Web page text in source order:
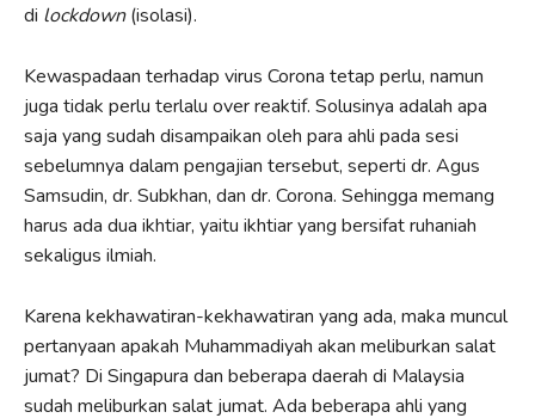
di lockdown(isolasi).
Kewaspadaan terhadap virus Corona tetap perlu, namun
juga tidak perlu terlalu over reaktif. Solusinya adalah apa
saja yang sudah disampaikan oleh para ahli pada sesi
sebelumnya dalam pengajian tersebut, seperti dr. Agus
Samsudin, dr. Subkhan, dan dr. Corona. Sehingga memang
harus ada dua ikhtiar, yaitu ikhtiar yang bersifat ruhaniah
sekaligus ilmiah.
Karena kekhawatiran-kekhawatiran yang ada, maka muncul
pertanyaan apakah Muhammadiyah akan meliburkan salat
jumat? Di Singapura dan beberapa daerah di Malaysia
sudah meliburkan salat jumat. Ada beberapa ahli yang